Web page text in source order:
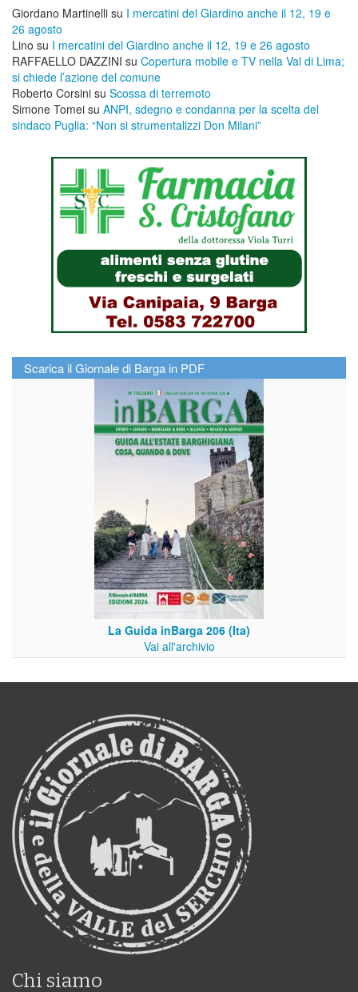
Giordano Martinelli su I mercatini del Giardino anche il 12, 19 e
26 agosto
Lino su I mercatini del Giardino anche il 12, 19 e 26 agosto
RAFFAELLO DAZZINI su ​Copertura mobile e TV nella Val di Lima;
si chiede l’azione del comune
Roberto Corsini su Scossa di terremoto
Simone Tomei su ANPI, sdegno e condanna per la scelta del
sindaco Puglia: “Non si strumentalizzi Don Milani”
Scarica il Giornale di Barga in PDF
La Guida inBarga 206 (Ita)
Vai all'archivio
Chi siamo